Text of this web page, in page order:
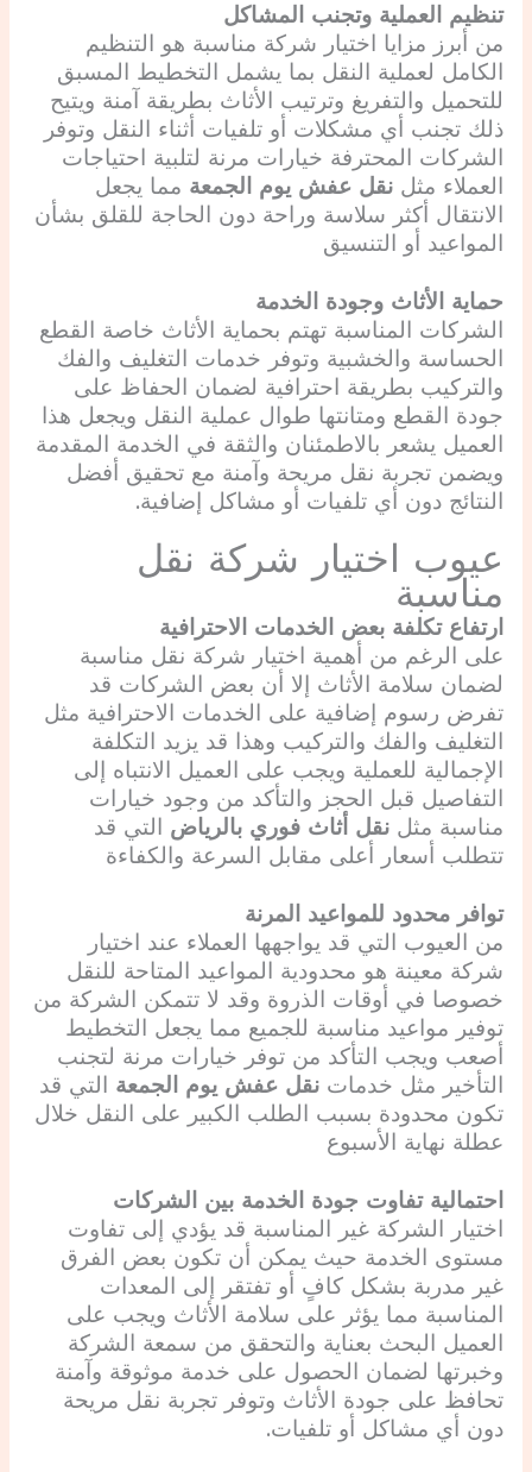
تنظيم العملية وتجنب المشاكل
من أبرز مزايا اختيار شركة مناسبة هو التنظيم
الكامل لعملية النقل بما يشمل التخطيط المسبق
للتحميل والتفريغ وترتيب الأثاث بطريقة آمنة ويتيح
ذلك تجنب أي مشكلات أو تلفيات أثناء النقل وتوفر
الشركات المحترفة خيارات مرنة لتلبية احتياجات
العملاء مثل نقل عفش يوم الجمعة مما يجعل
الانتقال أكثر سلاسة وراحة دون الحاجة للقلق بشأن
المواعيد أو التنسيق
حماية الأثاث وجودة الخدمة
الشركات المناسبة تهتم بحماية الأثاث خاصة القطع
الحساسة والخشبية وتوفر خدمات التغليف والفك
والتركيب بطريقة احترافية لضمان الحفاظ على
جودة القطع ومتانتها طوال عملية النقل ويجعل هذا
العميل يشعر بالاطمئنان والثقة في الخدمة المقدمة
ويضمن تجربة نقل مريحة وآمنة مع تحقيق أفضل
النتائج دون أي تلفيات أو مشاكل إضافية.
عيوب اختيار شركة نقل
مناسبة
ارتفاع تكلفة بعض الخدمات الاحترافية
على الرغم من أهمية اختيار شركة نقل مناسبة
لضمان سلامة الأثاث إلا أن بعض الشركات قد
تفرض رسوم إضافية على الخدمات الاحترافية مثل
التغليف والفك والتركيب وهذا قد يزيد التكلفة
الإجمالية للعملية ويجب على العميل الانتباه إلى
التفاصيل قبل الحجز والتأكد من وجود خيارات
مناسبة مثل نقل أثاث فوري بالرياض التي قد
تتطلب أسعار أعلى مقابل السرعة والكفاءة
توافر محدود للمواعيد المرنة
من العيوب التي قد يواجهها العملاء عند اختيار
شركة معينة هو محدودية المواعيد المتاحة للنقل
خصوصا في أوقات الذروة وقد لا تتمكن الشركة من
توفير مواعيد مناسبة للجميع مما يجعل التخطيط
أصعب ويجب التأكد من توفر خيارات مرنة لتجنب
التأخير مثل خدمات نقل عفش يوم الجمعة التي قد
تكون محدودة بسبب الطلب الكبير على النقل خلال
عطلة نهاية الأسبوع
احتمالية تفاوت جودة الخدمة بين الشركات
اختيار الشركة غير المناسبة قد يؤدي إلى تفاوت
مستوى الخدمة حيث يمكن أن تكون بعض الفرق
غير مدربة بشكل كافٍ أو تفتقر إلى المعدات
المناسبة مما يؤثر على سلامة الأثاث ويجب على
العميل البحث بعناية والتحقق من سمعة الشركة
وخبرتها لضمان الحصول على خدمة موثوقة وآمنة
تحافظ على جودة الأثاث وتوفر تجربة نقل مريحة
دون أي مشاكل أو تلفيات.